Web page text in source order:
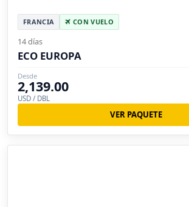
FRANCIA CON VUELO
14 días
ECO EUROPA
Desde
2,139.00
USD / DBL
VER PAQUETE